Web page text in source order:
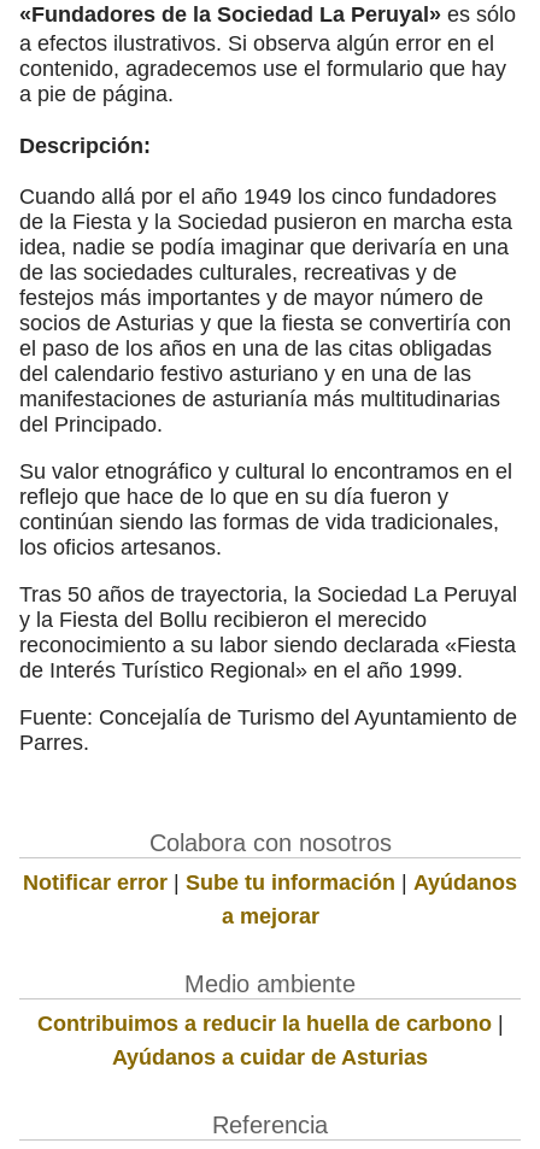
«Fundadores de la Sociedad La Peruyal» es sólo
a efectos ilustrativos. Si observa algún error en el
contenido, agradecemos use el formulario que hay
a pie de página.
Descripción:
Cuando allá por el año 1949 los cinco fundadores
de la Fiesta y la Sociedad pusieron en marcha esta
idea, nadie se podía imaginar que derivaría en una
de las sociedades culturales, recreativas y de
festejos más importantes y de mayor número de
socios de Asturias y que la fiesta se convertiría con
el paso de los años en una de las citas obligadas
del calendario festivo asturiano y en una de las
manifestaciones de asturianía más multitudinarias
del Principado.
Su valor etnográfico y cultural lo encontramos en el
reflejo que hace de lo que en su día fueron y
continúan siendo las formas de vida tradicionales,
los oficios artesanos.
Tras 50 años de trayectoria, la Sociedad La Peruyal
y la Fiesta del Bollu recibieron el merecido
reconocimiento a su labor siendo declarada «Fiesta
de Interés Turístico Regional» en el año 1999.
Fuente: Concejalía de Turismo del Ayuntamiento de
Parres.
Colabora con nosotros
Notificar error | Sube tu información | Ayúdanos
a mejorar
Medio ambiente
Contribuimos a reducir la huella de carbono|
Ayúdanos a cuidar de Asturias
Referencia